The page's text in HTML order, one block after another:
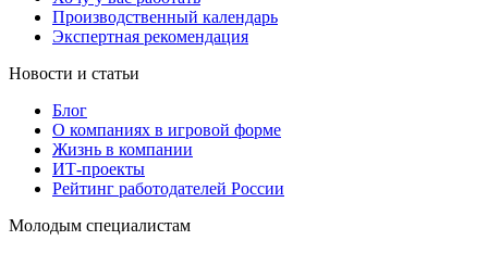
Производственный календарь
Экспертная рекомендация
Новости и статьи
Блог
О компаниях в игровой форме
Жизнь в компании
ИТ-проекты
Рейтинг работодателей России
Молодым специалистам